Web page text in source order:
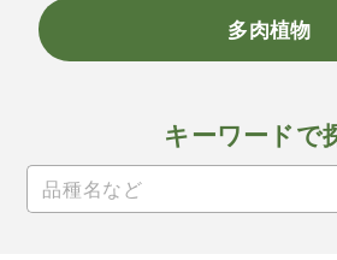
多肉植物
キーワードで